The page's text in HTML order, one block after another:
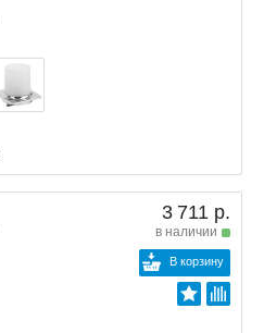
3 711 р.
в наличии
В корзину